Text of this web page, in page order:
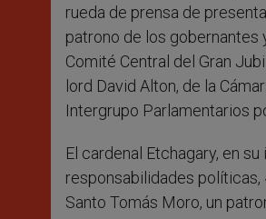
rueda de prensa de
patrono de los gobernantes
Comité Central del Gran
lord David Alton, de la
Intergrupo Parlamentarios
El cardenal Etchagary, en
responsabilidades políticas,
Santo Tomás Moro, un